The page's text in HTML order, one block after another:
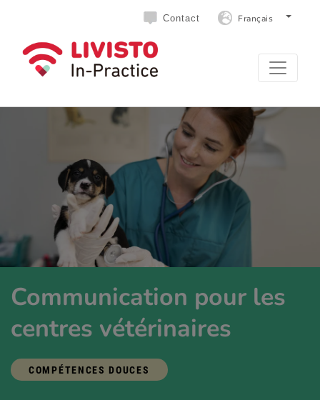
Contact Français
Communication pour les
centres vétérinaires
COMPÉTENCES DOUCES